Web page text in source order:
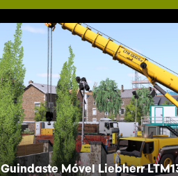
Guindaste Móvel Liebherr